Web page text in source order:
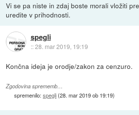
Vi se pa niste in zdaj boste morali vložiti
uredite v prihodnosti.
spegli
::28. mar 2019, 19:19
Končna ideja je orodje/zakon za cenzuro.
Zgodovina sprememb…
spremenilo:spegli(28. mar 2019 ob 19:19)